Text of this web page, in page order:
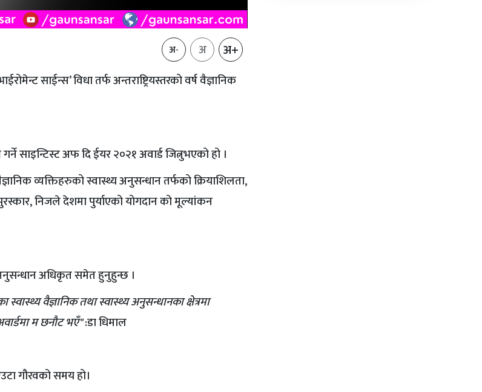
अ- अ अ+
साईन्स’ विधा तर्फ अन्तराष्ट्रियस्तरको वर्ष वैज्ञानिक
साइन्टिस्ट अफ दि ईयर २०२१ अवार्ड जित्नुभएको हो ।
व्यक्तिहरुको स्वास्थ्य अनुसन्धान तर्फको क्रियाशिलता,
पुरस्कार, निजले देशमा पुर्याएको योगदान को मूल्यांकन
अधिकृत समेत हुनुहुन्छ ।
स्वास्थ्य वैज्ञानिक तथा स्वास्थ्य अनुसन्धानका क्षेत्रमा
म छनौट भएँ":डा धिमाल
गौरवको समय हो।